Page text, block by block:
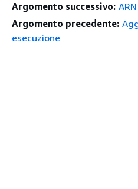
Argomento successivo:
Argomento precedente:
esecuzione